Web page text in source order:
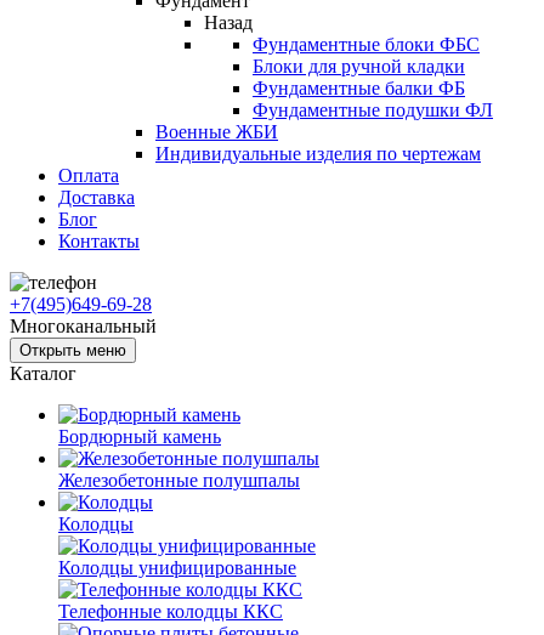
Назад
Фундаментные блоки ФБС
Блоки для ручной кладки
Фундаментные балки ФБ
Фундаментные подушки ФЛ
Военные ЖБИ
Индивидуальные изделия по чертежам
Оплата
Доставка
Блог
Контакты
+7(495)649-69-28
Многоканальный
Открыть меню
Каталог
Бордюрный камень
Железобетонные полушпалы
Колодцы
Колодцы унифицированные
Телефонные колодцы ККС